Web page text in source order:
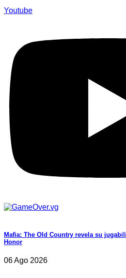
Youtube
Mafia: The Old Country revela su
Honor
06 Ago 2026